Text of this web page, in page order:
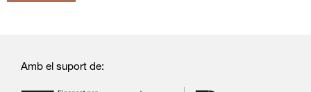
Amb el suport de: